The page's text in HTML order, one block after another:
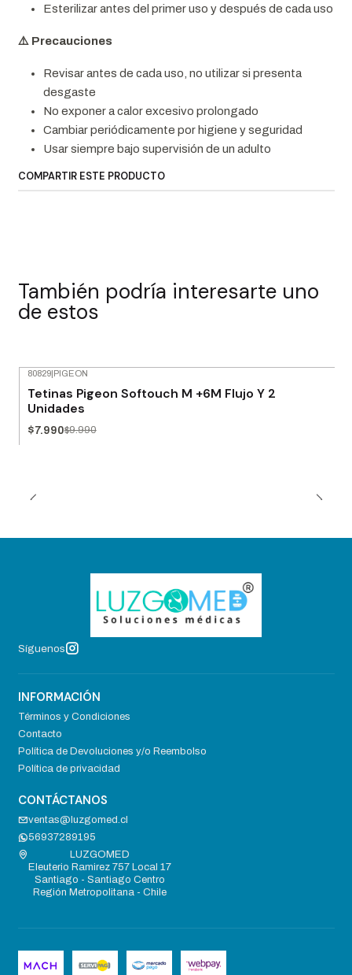
Esterilizar antes del primer uso y después de cada uso
⚠️ Precauciones
Revisar antes de cada uso, no utilizar si presenta
desgaste
No exponer a calor excesivo prolongado
Cambiar periódicamente por higiene y seguridad
Usar siempre bajo supervisión de un adulto
COMPARTIR ESTE PRODUCTO
También podría interesarte uno
de estos
80829|PIGEON
Tetinas Pigeon Softouch M +6M Flujo Y 2
Unidades
$7.990$9.990
Síguenos
INFORMACIÓN
Términos y Condiciones
Contacto
Política de Devoluciones y/o Reembolso
Política de privacidad
CONTÁCTANOS
ventas@luzgomed.cl
56937289195
LUZGOMED
Eleuterio Ramirez 757 Local 17
Santiago - Santiago Centro
Región Metropolitana - Chile